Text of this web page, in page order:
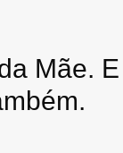
Mãe.